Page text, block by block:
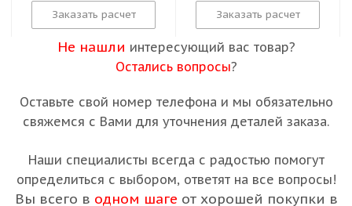
Заказать расчет Заказать расчет
Не нашли интересующий вас товар?
Остались вопросы?
Оставьте свой номер телефона и мы обязательно
свяжемся с Вами для уточнения деталей заказа.
Наши специалисты всегда с радостью помогут
определиться с выбором, ответят на все вопросы!
Вы всего в одном шаге от хорошей покупки в